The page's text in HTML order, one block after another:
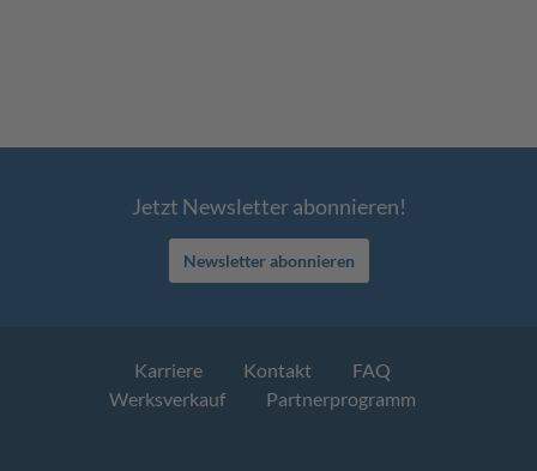
Jetzt Newsletter abonnieren!
Newsletter abonnieren
Karriere Kontakt
FAQ
Werksverkauf
Partnerprogramm